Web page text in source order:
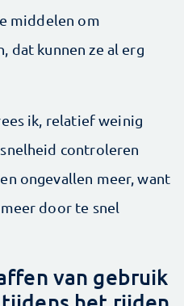
middelen om
dat kunnen ze al erg
ik, relatief weinig
controleren
ongevallen meer, want
door te snel
van gebruik